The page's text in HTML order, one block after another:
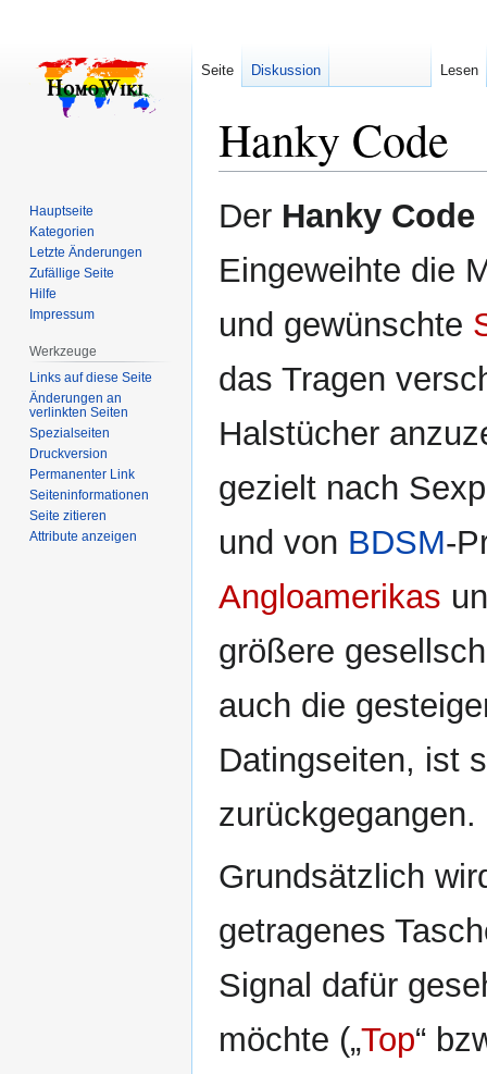
Hanky Code
Zur
Navigation
Zur
Suche
Der Hanky Code
Eingeweihte die
und gewünschte
das Tragen
Halstücher
gezielt nach
und von BDSM-
Angloamerikas
größere
auch die
Datingseiten, ist
zurückgegangen.
Grundsätzlich
getragenes
Signal dafür
möchte („Top“
Seite Diskussion Lesen
Hauptseite
Kategorien
Letzte Änderungen
Zufällige Seite
Hilfe
Impressum
Werkzeuge
Links auf diese Seite
Änderungen an
verlinkten Seiten
Spezialseiten
Druckversion
Permanenter Link
Seiten­­informationen
Seite zitieren
Attribute anzeigen